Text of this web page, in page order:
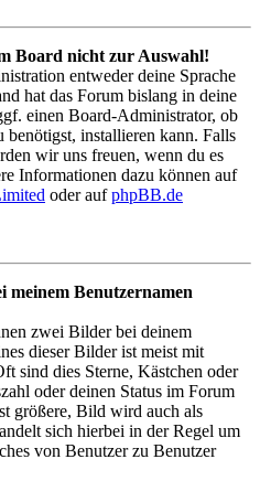
Board nicht zur Auswahl!
entweder deine Sprache
hat das Forum bislang in deine
einen Board-Administrator, ob
benötigst, installieren kann. Falls
wir uns freuen, wenn du es
Informationen dazu können auf
oder aufphpBB.de
meinem Benutzernamen
zwei Bilder bei deinem
dieser Bilder ist meist mit
sind dies Sterne, Kästchen oder
oder deinen Status im Forum
größere, Bild wird auch als
sich hierbei in der Regel um
von Benutzer zu Benutzer